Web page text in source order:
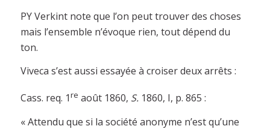
PY Verkint note que l’on peut trouver des choses
mais l’ensemble n’évoque rien, tout dépend du
ton.
Viveca s’est aussi essayée à croiser deux arrêts :
Cass. req. 1re août 1860, S. 1860, I, p. 865 :
« Attendu que si la société anonyme n’est qu’une